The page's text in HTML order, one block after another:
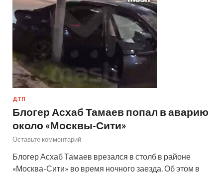
ДТП
Блогер Асхаб Тамаев попал в аварию
около «Москвы-Сити»
Оставьте комментарий
Блогер Асхаб Тамаев врезался в столб в районе
«Москва-Сити» во время ночного заезда. Об этом в